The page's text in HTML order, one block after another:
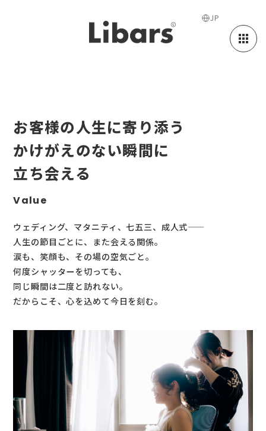
JP
お客様の人生に寄り添う
かけがえのない瞬間に
立ち会える
Value
ウェディング、マタニティ、七五三、成人式——
人生の節目ごとに、また会える関係。
涙も、笑顔も、その場の空気ごと。
何度シャッターを切っても、
同じ瞬間は二度と訪れない。
だからこそ、心を込めて今日を刻む。